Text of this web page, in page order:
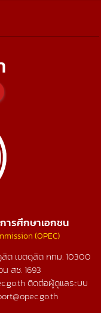
ารศึกษาเอกชน
(OPEC)
ต เขตดุสิต กทม. 10300
น สช.1693
ติดต่อผู้ดูแลระบบ